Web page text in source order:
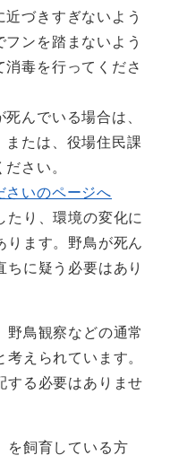
づきすぎないよう
ンを踏まないよう
毒を行ってくださ
んでいる場合は、
または、役場住民課
さい。
さいのページへ
り、環境の変化に
ります。野鳥が死ん
ちに疑う必要はあり
鳥観察などの通常
えられています。
する必要はありませ
を飼育している方